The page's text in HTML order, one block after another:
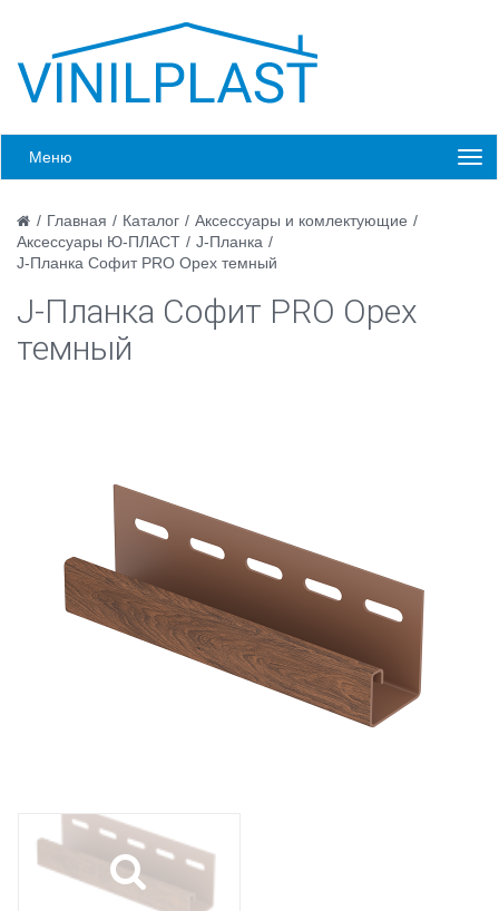
Меню
/ Главная / Каталог / Аксессуары и комлектующие /
Аксессуары Ю-ПЛАСТ / J-Планка /
J-Планка Софит PRO Орех темный
J-Планка Софит PRO Орех
темный